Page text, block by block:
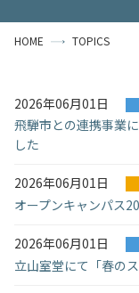
資料請求
受験生の方
卒業生の方
HOME TOPICS
2026年06月01日
飛騨市との連携事業
した
2026年06月01日
オープンキャンパス
2026年06月01日
立山室堂にて「春の